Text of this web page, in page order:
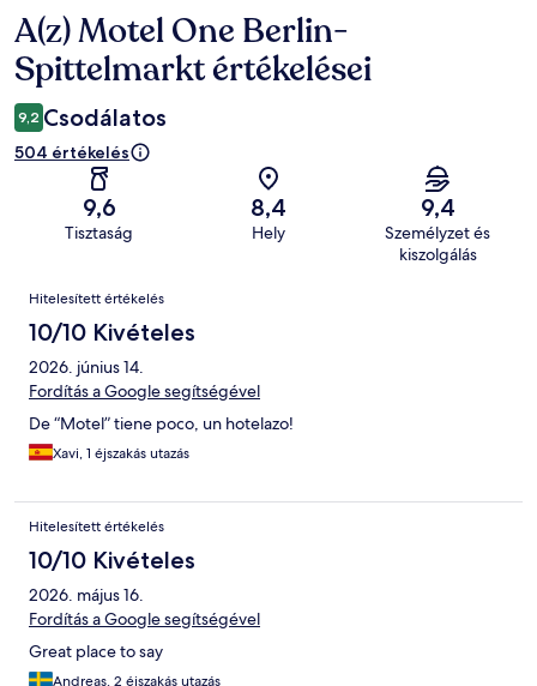
Értékelések
A(z) Motel One Berlin-
Spittelmarkt értékelései
9,2 Csodálatos
504 értékelés
9,6
Tisztaság
8,4
Hely
9,4
Személyzet és
kiszolgálás
Értékelések
Hitelesített értékelés
10/10 Kivételes
2026. június 14.
Fordítás a Google segítségével
De “Motel” tiene poco, un hotelazo!
Xavi, 1 éjszakás utazás
Hitelesített értékelés
10/10 Kivételes
2026. május 16.
Fordítás a Google segítségével
Great place to say
Andreas, 2 éjszakás utazás